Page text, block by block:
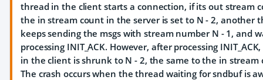
thread in the client starts a connection, if its out stream
the in stream count in the server is set to N - 2, another
keeps sending the msgs with stream number N - 1, and
processing INIT_ACK. However, after processing
in the client is shrunk to N - 2, the same to the in stream
The crash occurs when the thread waiting for sndbuf is